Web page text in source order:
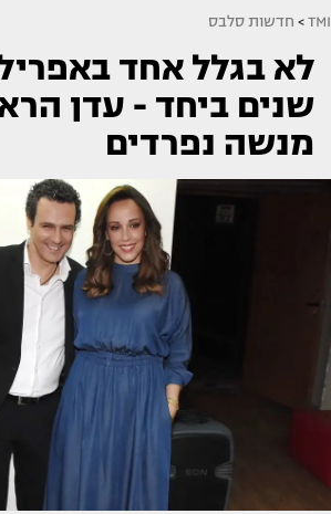
TMI
> חדשות סלבס
לא בגלל אחד
שנים ביחד - עדן
מנשה נפרדים